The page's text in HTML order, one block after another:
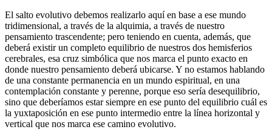
El salto evolutivo debemos realizarlo aquí en base a ese mundo
tridimensional, a través de la alquimia, a través de nuestro
pensamiento trascendente; pero teniendo en cuenta, además, que
deberá existir un completo equilibrio de nuestros dos hemisferios
cerebrales, esa cruz simbólica que nos marca el punto exacto en
donde nuestro pensamiento deberá ubicarse. Y no estamos hablando
de una constante permanencia en un mundo espiritual, en una
contemplación constante y perenne, porque eso sería desequilibrio,
sino que deberíamos estar siempre en ese punto del equilibrio cuál es
la yuxtaposición en ese punto intermedio entre la línea horizontal y
vertical que nos marca ese camino evolutivo.